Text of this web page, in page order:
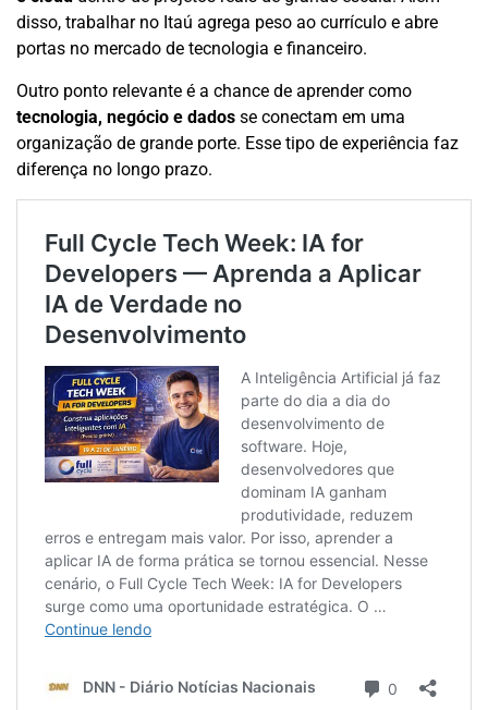
disso, trabalhar no Itaú agrega peso ao currículo e abre
portas no mercado de tecnologia e financeiro.
Outro ponto relevante é a chance de aprender como
tecnologia, negócio e dados se conectam em uma
organização de grande porte. Esse tipo de experiência faz
diferença no longo prazo.